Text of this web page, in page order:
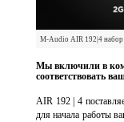
M-Audio AIR 192|4 набор
Мы включили в
соответствовать
AIR 192 | 4
для начала работы